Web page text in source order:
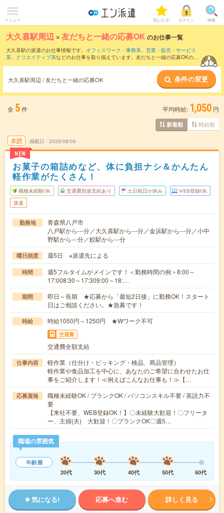
メニュー 気になる! ログイン 検索
大久喜駅周辺 ×友だちと一緒の応募OK のお仕事一覧
大久喜駅の派遣のお仕事情報です。 オフィスワーク・事務系、 営業・販売・サービス
系、 クリエイティブ系などのお仕事を取り揃えています。友だちと一緒の応募OKの条
大久喜駅周辺 / 友だちと一緒の応募OK 条件の変更
全 5件 平均時給: 1,050 円
新着順 時給順
未読
NEW
掲載日 2026/08/06
お菓子の箱詰めなど、体に負担ナシ＆かんたん
軽作業がたくさん！
職種未経験OK 交通費別途支給あり 土日祝日が休み WEB登録OK
派遣
勤務地
青森県八戸市
八戸駅から---分／大久喜駅から---分／金浜駅から---分／小中
野駅から---分／鮫駅から---分
曜日頻度 週5日 ※派遣先による
時間
週5フルタイムがメインです！＜勤務時間の例＞8:00～
17:008:30～17:309:00～18:…
期間
即日～長期 ★応募から「最短2日後」に勤務OK！スタート
日はご相談ください。★急募です！
時給 時給1050円～1250円 ★Wワーク不可
交通費
交通費全額支給
仕事内容
軽作業（仕分け・ピッキング・検品、商品管理）
軽作業や食品加工を中心に、あなたのご希望に合わせたお仕
事をご紹介します！≪例えばこんなお仕事も！≫【…
応募資格
職種未経験OK / ブランクOK / パソコンスキル不要 / 英語力不
要
【来社不要、WEB登録OK！】〇未経験大歓迎！〇フリータ
ー、主婦(夫) 大歓迎！〇ブランクOK〇週5…
職場の雰囲気
年齢層
20代
30代 40代 50代 60代
気になる! 応募へ進む 詳しく見る